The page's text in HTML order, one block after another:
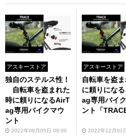
5Wモデルが
フ！
アスキーストア
独自のステルス性！
自転車を盗まれた
時に頼りになるAirT
ag専用バイクマウ
ント
2022年09月05日 09:00
アスキーストア
自転車を盗
に頼りにな
ag専用バイ
ント「
2022年12月01